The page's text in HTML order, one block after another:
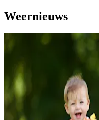
Weernieuws